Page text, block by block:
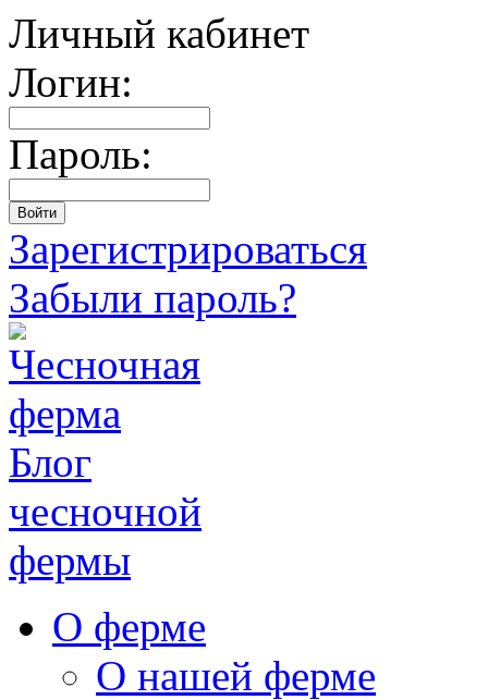
Личный кабинет
Логин:
Пароль:
Зарегистрироваться
Забыли пароль?
Блог
чесночной
фермы
О ферме
О нашей ферме